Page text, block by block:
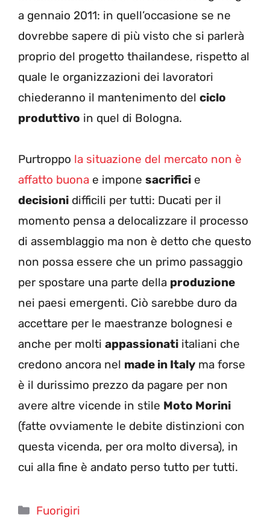
a gennaio 2011: in quell’occasione se ne
dovrebbe sapere di più visto che si parlerà
proprio del progetto thailandese, rispetto al
quale le organizzazioni dei lavoratori
chiederanno il mantenimento del ciclo
produttivo in quel di Bologna.
Purtroppo la situazione del mercato non è
affatto buona e impone sacrifici e
decisioni difficili per tutti: Ducati per il
momento pensa a delocalizzare il processo
di assemblaggio ma non è detto che questo
non possa essere che un primo passaggio
per spostare una parte della produzione
nei paesi emergenti. Ciò sarebbe duro da
accettare per le maestranze bolognesi e
anche per molti appassionati italiani che
credono ancora nel made in Italy ma forse
è il durissimo prezzo da pagare per non
avere altre vicende in stile Moto Morini
(fatte ovviamente le debite distinzioni con
questa vicenda, per ora molto diversa), in
cui alla fine è andato perso tutto per tutti.
Categorie
Fuorigiri